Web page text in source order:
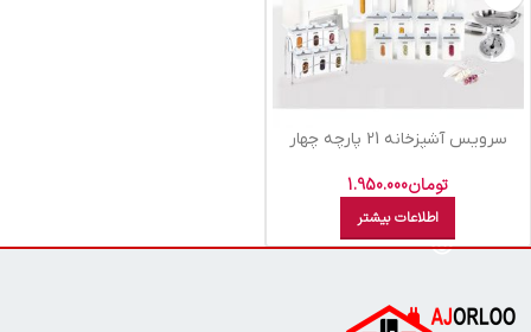
سرویس آشپزخانه 21 پارچه چهار
تومان1.950.000
اطلاعات بیشتر